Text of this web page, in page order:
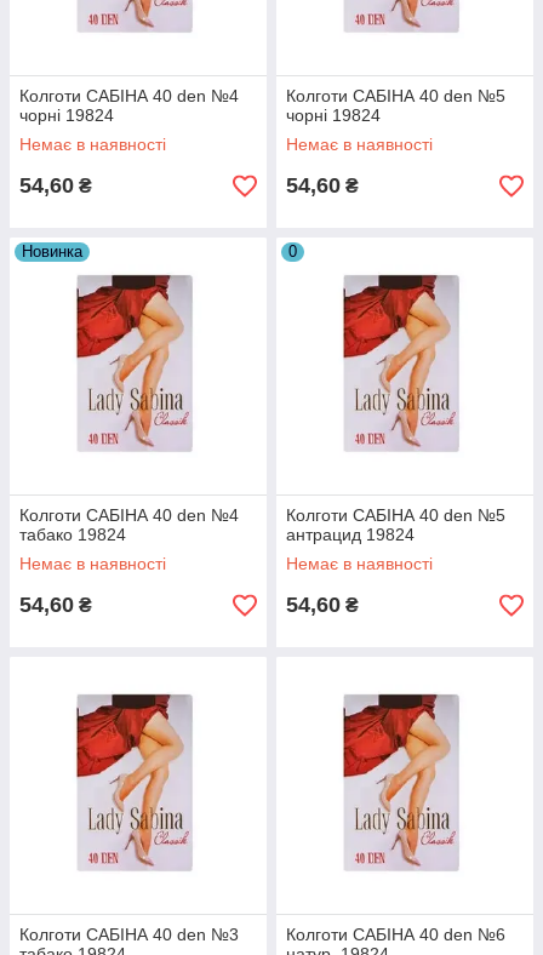
Колготи САБІНА 40 den №4
чорні 19824
Немає в наявності
54,60 ₴
Колготи САБІНА 40 den №5
чорні 19824
Немає в наявності
54,60 ₴
Новинка
Колготи САБІНА 40 den №4
табако 19824
Немає в наявності
54,60 ₴
0
Колготи САБІНА 40 den №5
антрацид 19824
Немає в наявності
54,60 ₴
Колготи САБІНА 40 den №3
Колготи САБІНА 40 den №6